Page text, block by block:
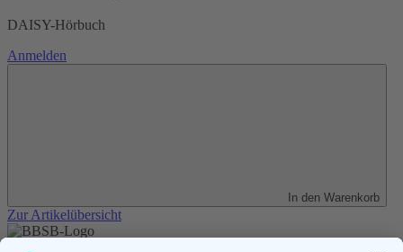
DAISY-Hörbuch
Anmelden
In den Warenkorb
Zur Artikelübersicht